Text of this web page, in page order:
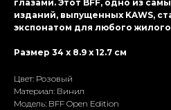
глазами. Этот BFF, одно из
изданий, выпущенных KAWS,
экспонатом для любого
Размер 34 x 8.9 x 12.7 см
Цвет: Розовый
Материал: Винил
Модель: BFF Open Edition